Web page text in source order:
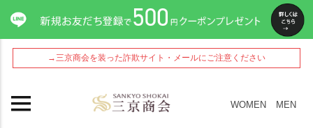
→三京商会を装った詐欺サイト・メールにご注意ください
WOMEN MEN
ペー
ジト
ップ
へ